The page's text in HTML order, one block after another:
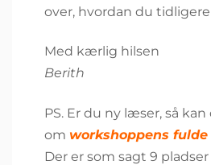
over, hvordan du
Med kærlig hilsen
Berith
PS. Er du ny læser, så
om workshoppens
Der er som sagt 9